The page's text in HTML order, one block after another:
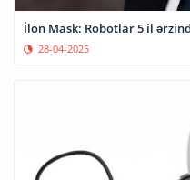
İlon Mask: Robotlar 5 il
28-04-2025